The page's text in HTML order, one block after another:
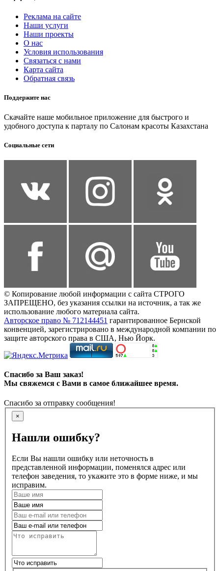
Реклама на сайте
Наши услуги
Наши проекты
О нас
Условия использования
Связаться с нами
Карта сайта
Обратная связь
Поддержите нас
Скачайте наше мобильное приложение для быстрого и
удобного доступа к парталу по Салонам красоты Казахстана
Социальные сети
© Копирование любой информации с сайта СТРОГО
ЗАПРЕЩЕНО, без указания ссылки на источник, а так же
использование любого материала сайта.
Авторское право № 712144451 гарантированное Бернской
конвенцией, зарегистрировано в международной компании по
защите авторского права в США, Нью Йорк.
Спасибо за Ваш заказ!
Мы свяжемся с Вами в самое ближайшее время.
Спасибо за отправку сообщения!
×
Нашли ошибку?
Если Вы нашли ошибку или неточность в
представленной информации, поменялся адрес или
телефон заведения, то укажите это в форме ниже, и мы
исправим.